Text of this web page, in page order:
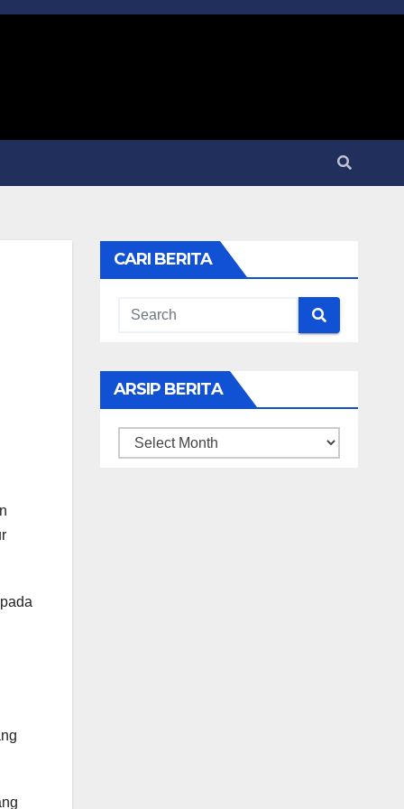
CARI BERITA
ARSIP BERITA
ARSIP